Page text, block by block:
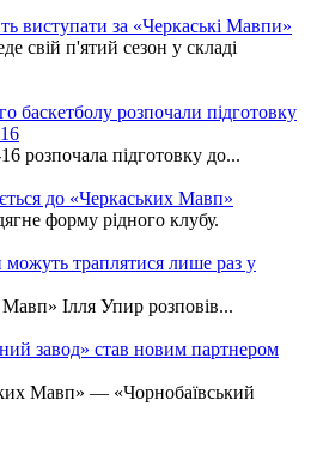
виступати за «Черкаські Мавпи»
свій п'ятий сезон у складі
баскетболу розпочали підготовку
розпочала підготовку до...
до «Черкаських Мавп»
форму рідного клубу.
траплятися лише раз у
Ілля Упир розповів...
завод» став новим партнером
Мавп» — «Чорнобаївський